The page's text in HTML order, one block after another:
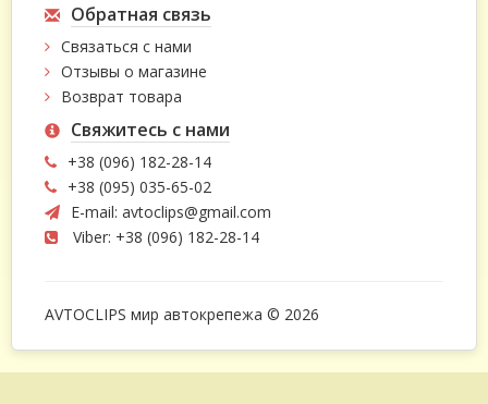
Обратная связь
Связаться с нами
Отзывы о магазине
Возврат товара
Свяжитесь с нами
+38 (096) 182-28-14
+38 (095) 035-65-02
E-mail: avtoclips@gmail.com
Viber: +38 (096) 182-28-14
AVTOCLIPS мир автокрепежа © 2026